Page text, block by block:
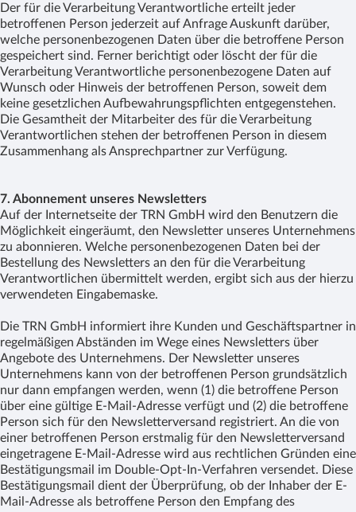
Der für die Verarbeitung Verantwortliche erteilt jeder
betroffenen Person jederzeit auf Anfrage Auskunft darüber,
welche personenbezogenen Daten über die betroffene Person
gespeichert sind. Ferner berichtigt oder löscht der für die
Verarbeitung Verantwortliche personenbezogene Daten auf
Wunsch oder Hinweis der betroffenen Person, soweit dem
keine gesetzlichen Aufbewahrungspflichten entgegenstehen.
Die Gesamtheit der Mitarbeiter des für die Verarbeitung
Verantwortlichen stehen der betroffenen Person in diesem
Zusammenhang als Ansprechpartner zur Verfügung.
7. Abonnement unseres Newsletters
Auf der Internetseite der TRN GmbH wird den Benutzern die
Möglichkeit eingeräumt, den Newsletter unseres Unternehmens
zu abonnieren. Welche personenbezogenen Daten bei der
Bestellung des Newsletters an den für die Verarbeitung
Verantwortlichen übermittelt werden, ergibt sich aus der hierzu
verwendeten Eingabemaske.
Die TRN GmbH informiert ihre Kunden und Geschäftspartner in
regelmäßigen Abständen im Wege eines Newsletters über
Angebote des Unternehmens. Der Newsletter unseres
Unternehmens kann von der betroffenen Person grundsätzlich
nur dann empfangen werden, wenn (1) die betroffene Person
über eine gültige E-Mail-Adresse verfügt und (2) die betroffene
Person sich für den Newsletterversand registriert. An die von
einer betroffenen Person erstmalig für den Newsletterversand
eingetragene E-Mail-Adresse wird aus rechtlichen Gründen eine
Bestätigungsmail im Double-Opt-In-Verfahren versendet. Diese
Bestätigungsmail dient der Überprüfung, ob der Inhaber der E-
Mail-Adresse als betroffene Person den Empfang des